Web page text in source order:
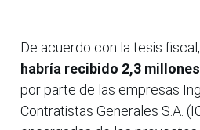
De acuerdo con la tesis fiscal,
habría recibido 2,3
por parte de las empresas
Contratistas Generales S.A.